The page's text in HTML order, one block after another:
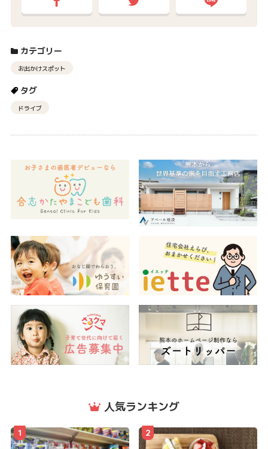
カテゴリー
お出かけスポット
タグ
ドライブ
人気ランキング
1 2